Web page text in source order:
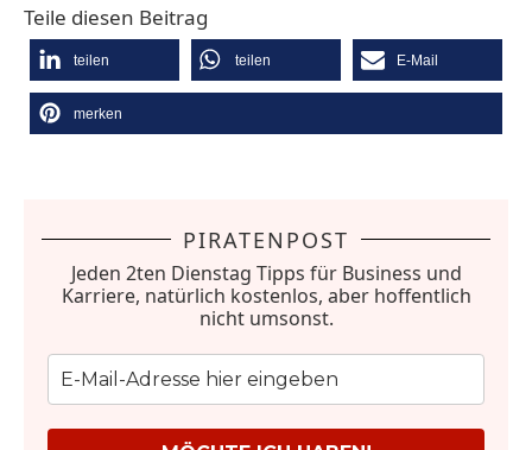
Teile diesen Beitrag
teilen teilen E-Mail
merken
PIRATENPOST
Jeden 2ten Dienstag Tipps für Business und
Karriere, natürlich kostenlos, aber hoffentlich
nicht umsonst.